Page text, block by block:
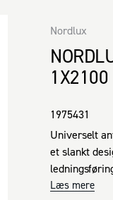
Nordlux
1975431
Universelt
et slankt
lamper.
Læs mere